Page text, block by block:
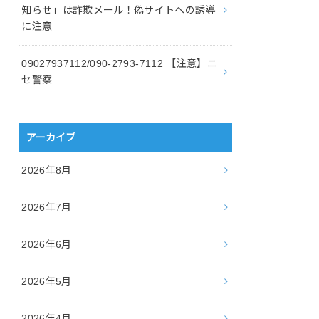
知らせ」は詐欺メール！偽サイトへの誘導
に注意
09027937112/090-2793-7112 【注意】ニ
セ警察
アーカイブ
2026年8月
2026年7月
2026年6月
2026年5月